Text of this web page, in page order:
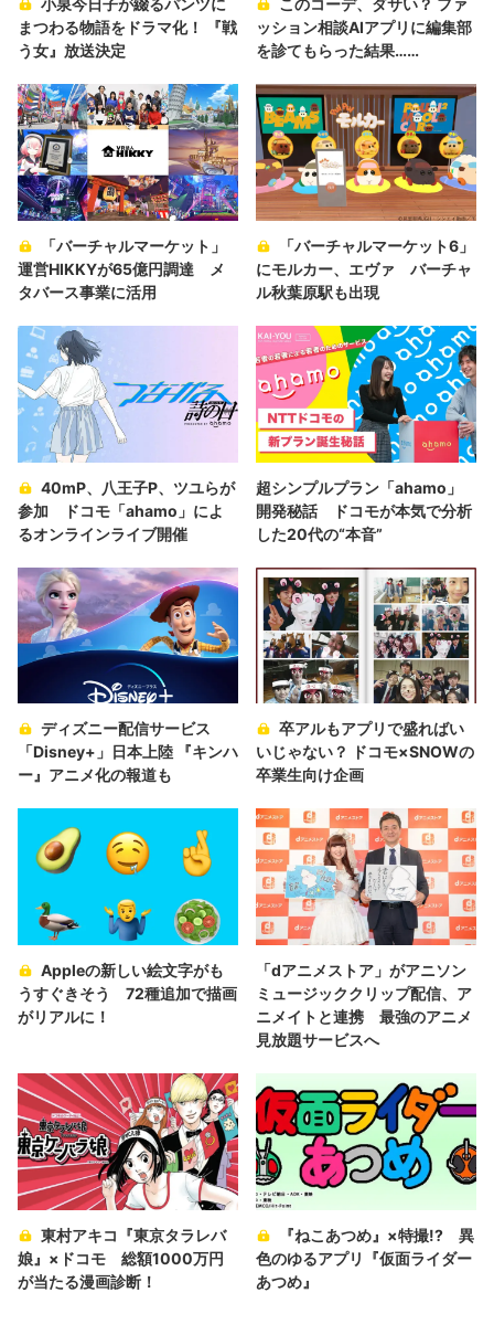
小泉今日子が綴るパンツに
まつわる物語をドラマ化！ 『戦
う女』放送決定
このコーデ、ダサい？ ファ
ッション相談AIアプリに編集部
を診てもらった結果……
「バーチャルマーケット」
運営HIKKYが65億円調達 メ
タバース事業に活用
「バーチャルマーケット6」
にモルカー、エヴァ バーチャ
ル秋葉原駅も出現
40mP、八王子P、ツユらが
参加 ドコモ「ahamo」によ
るオンラインライブ開催
超シンプルプラン「ahamo」
開発秘話 ドコモが本気で分析
した20代の“本音”
ディズニー配信サービス
「Disney+」日本上陸 『キンハ
ー』アニメ化の報道も
卒アルもアプリで盛ればい
いじゃない？ ドコモ×SNOWの
卒業生向け企画
Appleの新しい絵文字がも
うすぐきそう 72種追加で描画
がリアルに！
「dアニメストア」がアニソン
ミュージッククリップ配信、ア
ニメイトと連携 最強のアニメ
見放題サービスへ
東村アキコ『東京タラレバ
娘』×ドコモ 総額1000万円
が当たる漫画診断！
『ねこあつめ』×特撮!? 異
色のゆるアプリ『仮面ライダー
あつめ』